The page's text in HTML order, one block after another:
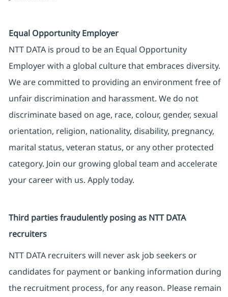
Equal Opportunity Employer
NTT DATA is proud to be an Equal Opportunity
Employer with a global culture that embraces diversity.
We are committed to providing an environment free of
unfair discrimination and harassment. We do not
discriminate based on age, race, colour, gender, sexual
orientation, religion, nationality, disability, pregnancy,
marital status, veteran status, or any other protected
category. Join our growing global team and accelerate
your career with us. Apply today.
Third parties fraudulently posing as NTT DATA
recruiters
NTT DATA recruiters will never ask job seekers or
candidates for payment or banking information during
the recruitment process, for any reason. Please remain